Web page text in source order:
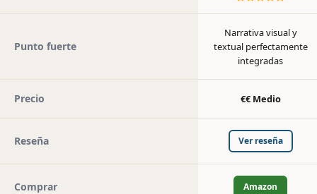
Punto fuerte
Narrativa visual y
textual perfectamente
integradas
Precio €€ Medio
Reseña Ver reseña
Comprar Amazon